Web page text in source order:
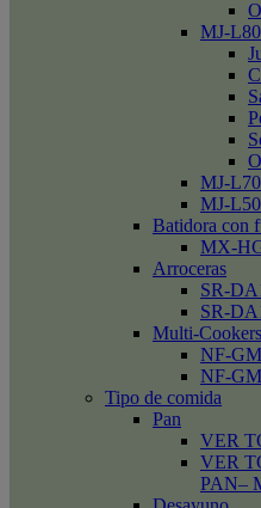
MJ-
MJ-
MJ-
Batidora con
MX-
Arroceras
SR-
SR-
Multi-Cookers
NF-
NF-
Tipo de comida
Pan
VER
VER
PAN–